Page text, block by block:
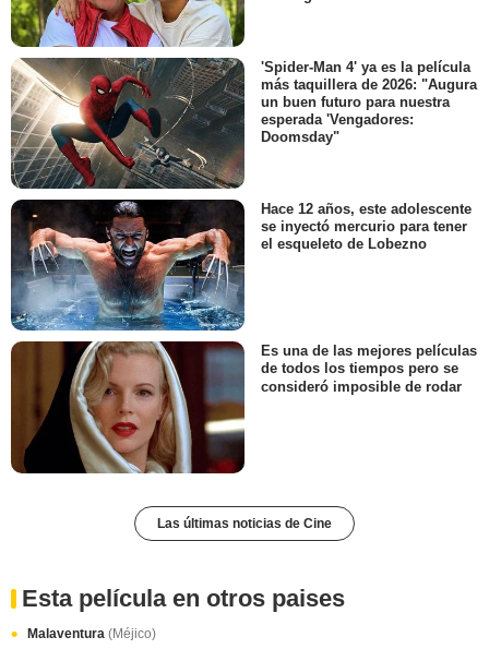
'Spider-Man 4' ya es la película
más taquillera de 2026: "Augura
un buen futuro para nuestra
esperada 'Vengadores:
Doomsday"
Hace 12 años, este adolescente
se inyectó mercurio para tener
el esqueleto de Lobezno
Es una de las mejores películas
de todos los tiempos pero se
consideró imposible de rodar
Las últimas noticias de Cine
Esta película en otros paises
Malaventura (Méjico)